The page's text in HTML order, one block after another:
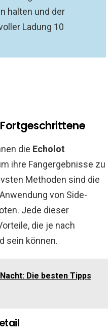
halten und der
Ladung 10
die Echolot
ihre Fangergebnisse zu
Methoden sind die
von Side-
Jede dieser
die je nach
sein können.
Die besten Tipps